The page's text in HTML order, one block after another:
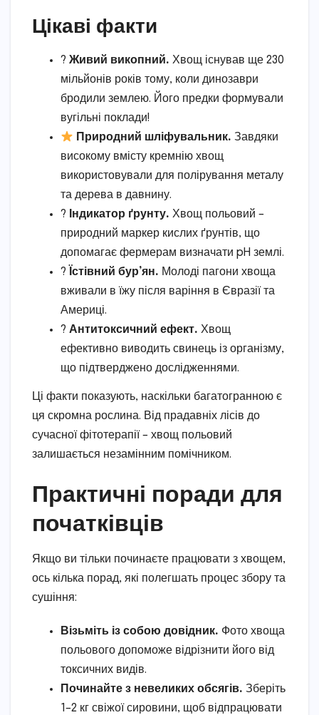
Цікаві факти
? Живий викопний. Хвощ існував ще 230
мільйонів років тому, коли динозаври
бродили землею. Його предки формували
вугільні поклади!
Природний шліфувальник. Завдяки
високому вмісту кремнію хвощ
використовували для полірування металу
та дерева в давнину.
? Індикатор ґрунту. Хвощ польовий –
природний маркер кислих ґрунтів, що
допомагає фермерам визначати pH землі.
? Їстівний бур’ян. Молоді пагони хвоща
вживали в їжу після варіння в Євразії та
Америці.
? Антитоксичний ефект. Хвощ
ефективно виводить свинець із організму,
що підтверджено дослідженнями.
Ці факти показують, наскільки багатогранною є
ця скромна рослина. Від прадавніх лісів до
сучасної фітотерапії – хвощ польовий
залишається незамінним помічником.
Практичні поради для
початківців
Якщо ви тільки починаєте працювати з хвощем,
ось кілька порад, які полегшать процес збору та
сушіння:
Візьміть із собою довідник. Фото хвоща
польового допоможе відрізнити його від
токсичних видів.
Починайте з невеликих обсягів. Зберіть
1–2 кг свіжої сировини, щоб відпрацювати